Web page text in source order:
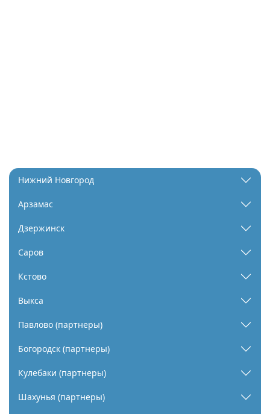
Нижний Новгород
Арзамас
Дзержинск
Саров
Кстово
Выкса
Павлово (партнеры)
Богородск (партнеры)
Кулебаки (партнеры)
Шахунья (партнеры)